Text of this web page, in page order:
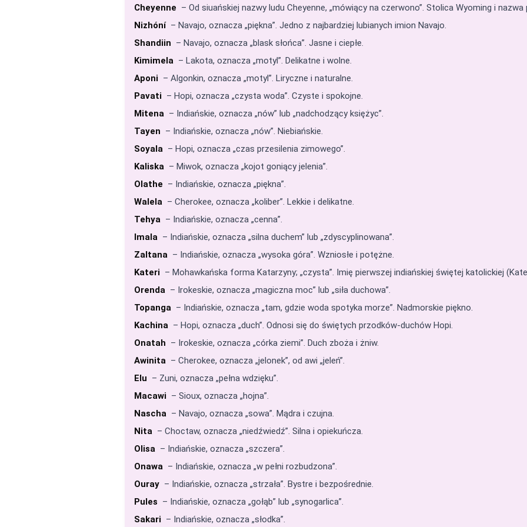
Cheyenne – Od siuańskiej nazwy ludu Cheyenne, „mówiący na czerwono”. Stolica Wyoming i nazwa
Nizhóní – Navajo, oznacza „piękna”. Jedno z najbardziej lubianych imion Navajo.
Shandiin – Navajo, oznacza „blask słońca”. Jasne i ciepłe.
Kimimela – Lakota, oznacza „motyl”. Delikatne i wolne.
Aponi – Algonkin, oznacza „motyl”. Liryczne i naturalne.
Pavati – Hopi, oznacza „czysta woda”. Czyste i spokojne.
Mitena – Indiańskie, oznacza „nów” lub „nadchodzący księżyc”.
Tayen – Indiańskie, oznacza „nów”. Niebiańskie.
Soyala – Hopi, oznacza „czas przesilenia zimowego”.
Kaliska – Miwok, oznacza „kojot goniący jelenia”.
Olathe – Indiańskie, oznacza „piękna”.
Walela – Cherokee, oznacza „koliber”. Lekkie i delikatne.
Tehya – Indiańskie, oznacza „cenna”.
Imala – Indiańskie, oznacza „silna duchem” lub „zdyscyplinowana”.
Zaltana – Indiańskie, oznacza „wysoka góra”. Wzniosłe i potężne.
Kateri – Mohawkańska forma Katarzyny; „czysta”. Imię pierwszej indiańskiej świętej katolickiej
Orenda – Irokeskie, oznacza „magiczna moc” lub „siła duchowa”.
Topanga – Indiańskie, oznacza „tam, gdzie woda spotyka morze”. Nadmorskie piękno.
Kachina – Hopi, oznacza „duch”. Odnosi się do świętych przodków-duchów Hopi.
Onatah – Irokeskie, oznacza „córka ziemi”. Duch zboża i żniw.
Awinita – Cherokee, oznacza „jelonek”, od awi „jeleń”.
Elu – Zuni, oznacza „pełna wdzięku”.
Macawi – Sioux, oznacza „hojna”.
Nascha – Navajo, oznacza „sowa”. Mądra i czujna.
Nita – Choctaw, oznacza „niedźwiedź”. Silna i opiekuńcza.
Olisa – Indiańskie, oznacza „szczera”.
Onawa – Indiańskie, oznacza „w pełni rozbudzona”.
Ouray – Indiańskie, oznacza „strzała”. Bystre i bezpośrednie.
Pules – Indiańskie, oznacza „gołąb” lub „synogarlica”.
Sakari – Indiańskie, oznacza „słodka”.